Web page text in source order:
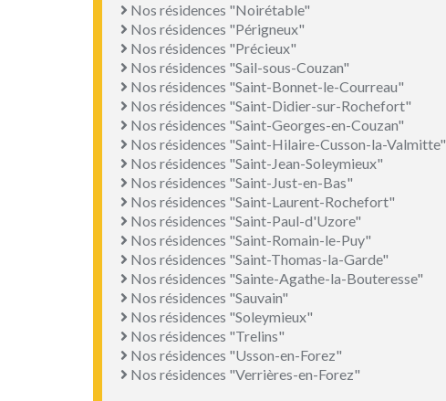
Nos résidences "Noirétable"
Nos résidences "Périgneux"
Nos résidences "Précieux"
Nos résidences "Sail-sous-Couzan"
Nos résidences "Saint-Bonnet-le-Courreau"
Nos résidences "Saint-Didier-sur-Rochefort"
Nos résidences "Saint-Georges-en-Couzan"
Nos résidences "Saint-Hilaire-Cusson-la-Valmitte"
Nos résidences "Saint-Jean-Soleymieux"
Nos résidences "Saint-Just-en-Bas"
Nos résidences "Saint-Laurent-Rochefort"
Nos résidences "Saint-Paul-d'Uzore"
Nos résidences "Saint-Romain-le-Puy"
Nos résidences "Saint-Thomas-la-Garde"
Nos résidences "Sainte-Agathe-la-Bouteresse"
Nos résidences "Sauvain"
Nos résidences "Soleymieux"
Nos résidences "Trelins"
Nos résidences "Usson-en-Forez"
Nos résidences "Verrières-en-Forez"